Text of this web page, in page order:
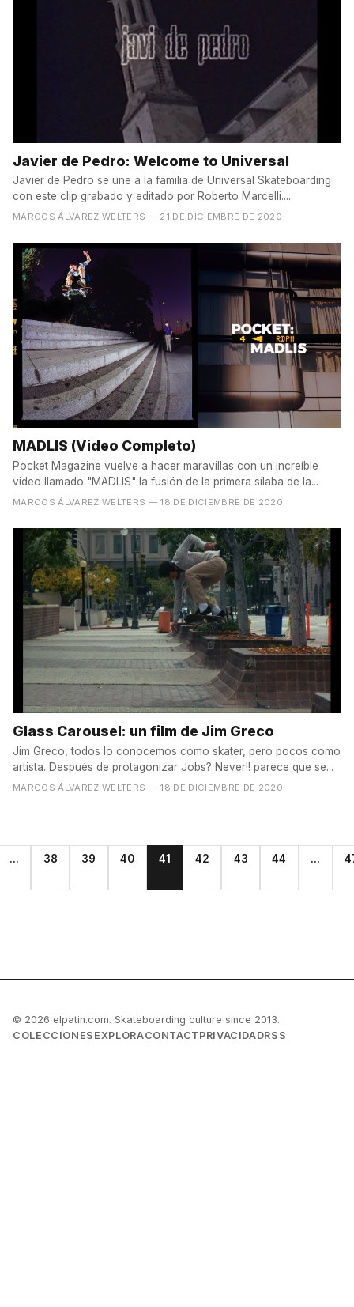
Javier de Pedro: Welcome to Universal
Javier de Pedro se une a la familia de Universal Skateboarding
con este clip grabado y editado por Roberto Marcelli....
MARCOS ÁLVAREZ WELTERS — 21 DE DICIEMBRE DE 2020
MADLIS (Video Completo)
Pocket Magazine vuelve a hacer maravillas con un increíble
video llamado "MADLIS" la fusión de la primera sílaba de la...
MARCOS ÁLVAREZ WELTERS — 18 DE DICIEMBRE DE 2020
Glass Carousel: un film de Jim Greco
Jim Greco, todos lo conocemos como skater, pero pocos como
artista. Después de protagonizar Jobs? Never!! parece que se...
MARCOS ÁLVAREZ WELTERS — 18 DE DICIEMBRE DE 2020
... 38 39 40 41 42 43 44 ...
© 2026 elpatin.com. Skateboarding culture since 2013.
COLECCIONES EXPLORACONTACT PRIVACIDADRSS